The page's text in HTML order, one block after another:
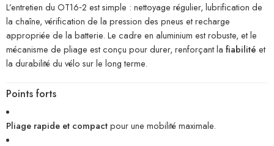
L’entretien du OT16‑2 est simple : nettoyage régulier, lubrification de
la chaîne, vérification de la pression des pneus et recharge
appropriée de la batterie. Le cadre en aluminium est robuste, et le
mécanisme de pliage est conçu pour durer, renforçant la fiabilité et
la durabilité du vélo sur le long terme.
Points forts
Pliage rapide et compactpour une mobilité maximale.